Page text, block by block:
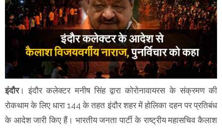
इंदौर। इंदौर कलेक्टर मनीष सिंह द्वारा कोरोनावायरस के संक्रमण की
रोकथाम के लिए धारा 144 के तहत इंदौर शहर में होलिका दहन पर प्रतिबंध
के आदेश जारी किए हैं। भारतीय जनता पार्टी के राष्ट्रीय महासचिव कैलाश